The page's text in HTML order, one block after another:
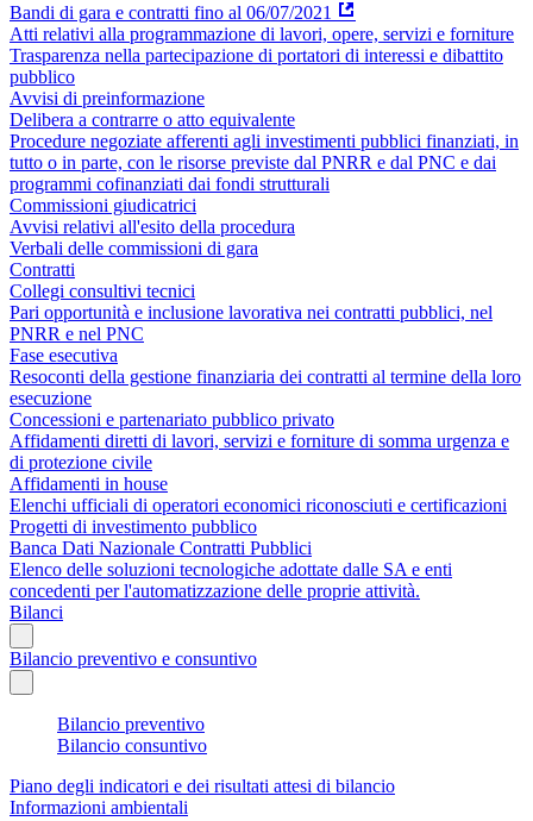
Bandi di gara e contratti fino al 06/07/2021
Atti relativi alla programmazione di lavori, opere, servizi e forniture
Trasparenza nella partecipazione di portatori di interessi e dibattito
pubblico
Avvisi di preinformazione
Delibera a contrarre o atto equivalente
Procedure negoziate afferenti agli investimenti pubblici finanziati, in
tutto o in parte, con le risorse previste dal PNRR e dal PNC e dai
programmi cofinanziati dai fondi strutturali
Commissioni giudicatrici
Avvisi relativi all'esito della procedura
Verbali delle commissioni di gara
Contratti
Collegi consultivi tecnici
Pari opportunità e inclusione lavorativa nei contratti pubblici, nel
PNRR e nel PNC
Fase esecutiva
Resoconti della gestione finanziaria dei contratti al termine della loro
esecuzione
Concessioni e partenariato pubblico privato
Affidamenti diretti di lavori, servizi e forniture di somma urgenza e
di protezione civile
Affidamenti in house
Elenchi ufficiali di operatori economici riconosciuti e certificazioni
Progetti di investimento pubblico
Banca Dati Nazionale Contratti Pubblici
Elenco delle soluzioni tecnologiche adottate dalle SA e enti
concedenti per l'automatizzazione delle proprie attività.
Bilanci
Bilancio preventivo e consuntivo
Bilancio preventivo
Bilancio consuntivo
Piano degli indicatori e dei risultati attesi di bilancio
Informazioni ambientali